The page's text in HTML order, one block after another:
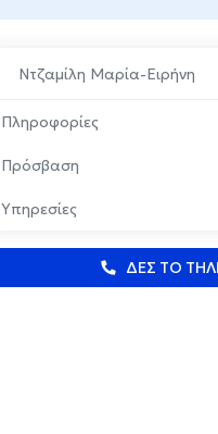
Ντζαμίλη Μαρία-Ειρήνη
Πληροφορίες
Πρόσβαση
Υπηρεσίες
ΔΕΣ ΤΟ